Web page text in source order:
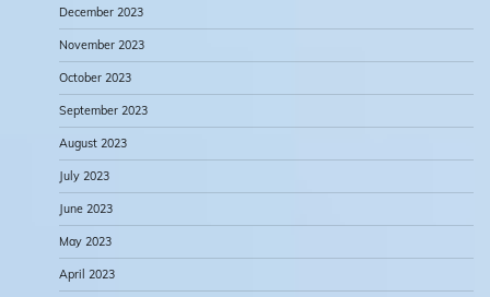
December 2023
November 2023
October 2023
September 2023
August 2023
July 2023
June 2023
May 2023
April 2023